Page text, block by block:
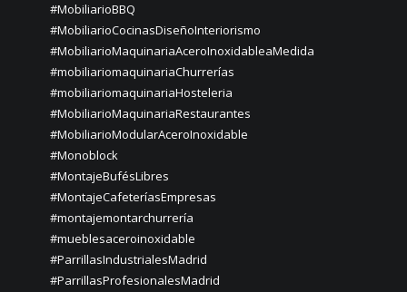
#MobiliarioBBQ
#MobiliarioCocinasDiseñoInteriorismo
#MobiliarioMaquinariaAceroInoxidableaMedida
#mobiliariomaquinariaChurrerías
#mobiliariomaquinariaHosteleria
#MobiliarioMaquinariaRestaurantes
#MobiliarioModularAceroInoxidable
#Monoblock
#MontajeBufésLibres
#MontajeCafeteríasEmpresas
#montajemontarchurrería
#mueblesaceroinoxidable
#ParrillasIndustrialesMadrid
#ParrillasProfesionalesMadrid